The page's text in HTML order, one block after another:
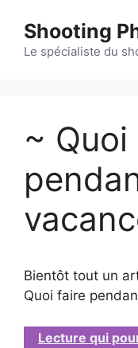
contenu
Shooting
Le spécialiste du
~ Quoi
Bientôt tout un
Quoi faire
Lecture qui